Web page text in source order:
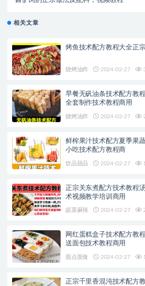
相关文章
烤鱼技术配方教程大全正
烧烤油炸 2024-02-27
早餐无矾油条技术配方教
全套制作技术教程商用
烧烤油炸 2024-02-27
鲜榨果汁技术配方夏季果
小吃技术配方教程商
饮品甜品 2024-02-27
正宗关东煮配方技术教程
术视频教学培训商用
卤菜麻辣 2024-02-27
网红蛋糕盒子技术配方教
送面包技术教程商用
面点面食 2024-02-27
正宗千里香混沌技术配方